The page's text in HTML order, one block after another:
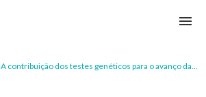
A contribuição dos testes genéticos para o avanço da